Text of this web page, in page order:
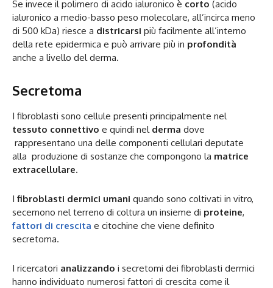
Se invece il polimero di acido ialuronico è corto (acido
ialuronico a medio-basso peso molecolare, all’incirca meno
di 500 kDa) riesce a districarsi più facilmente all’interno
della rete epidermica e può arrivare più in profondità
anche a livello del derma.
Secretoma
I fibroblasti sono cellule presenti principalmente nel
tessuto connettivo e quindi nel derma dove
rappresentano una delle componenti cellulari deputate
alla produzione di sostanze che compongono la matrice
extracellulare.
I fibroblasti dermici umani quando sono coltivati in vitro,
secernono nel terreno di coltura un insieme di proteine,
fattori di crescita e citochine che viene definito
secretoma.
I ricercatori analizzando i secretomi dei fibroblasti dermici
hanno individuato numerosi fattori di crescita come il